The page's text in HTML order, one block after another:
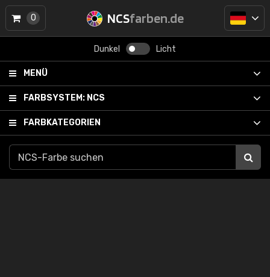
NCSfarben.de
Dunkel Licht
MENÜ
FARBSYSTEM: NCS
FARBKATEGORIEN
0